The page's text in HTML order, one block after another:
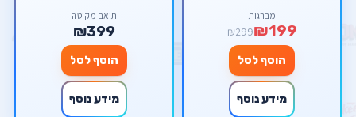
מברגות
₪199
₪299
הוסף לסל
מידע נוסף
תואם מקיטה
₪399
הוסף לסל
מידע נוסף